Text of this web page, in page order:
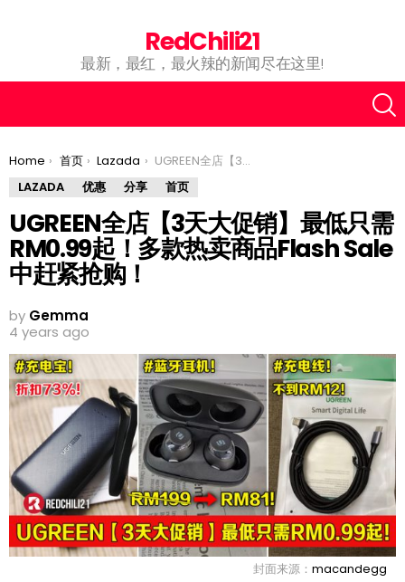
RedChili21
最新，最红，最火辣的新闻尽在这里!
You are here:
Home 首页 Lazada
UGREEN全店【3天大促销】最低只需RM0.99起！多款热卖商品Flash Sale中赶紧抢购！
LAZADA
优惠 分享 首页
UGREEN全店【3天大促销】最低只需
RM0.99起！多款热卖商品Flash Sale
中赶紧抢购！
by Gemma
4 years ago
封面来源： macandegg